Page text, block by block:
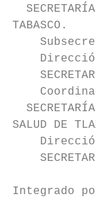
TABASCO.
SALUD DE
Integrado